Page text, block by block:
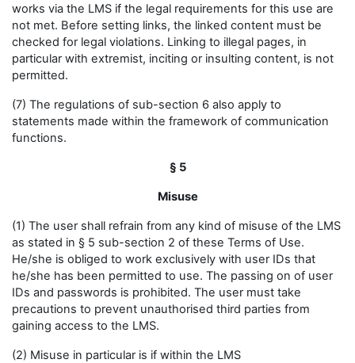
works via the LMS if the legal requirements for this use are
not met. Before setting links, the linked content must be
checked for legal violations. Linking to illegal pages, in
particular with extremist, inciting or insulting content, is not
permitted.
(7) The regulations of sub-section 6 also apply to
statements made within the framework of communication
functions.
§ 5
Misuse
(1) The user shall refrain from any kind of misuse of the LMS
as stated in § 5 sub-section 2 of these Terms of Use.
He/she is obliged to work exclusively with user IDs that
he/she has been permitted to use. The passing on of user
IDs and passwords is prohibited. The user must take
precautions to prevent unauthorised third parties from
gaining access to the LMS.
(2) Misuse in particular is if within the LMS